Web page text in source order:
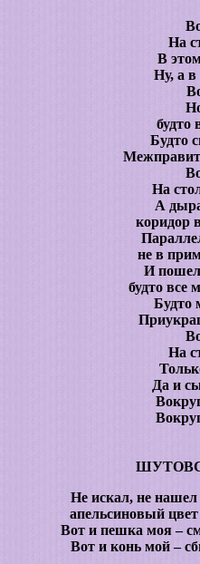
На
В
Ну, а в
будто
Будто
На
А
коридор
не в
И пошел
будто все
Будто
На
Да и
Не искал, не
апельсиновый
Вот и пешка моя –
Вот и конь мой –